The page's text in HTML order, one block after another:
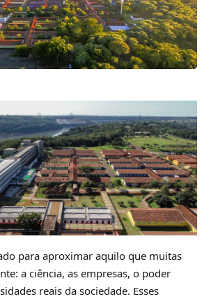
para aproximar aquilo que muitas
a ciência, as empresas, o poder
reais da sociedade. Esses